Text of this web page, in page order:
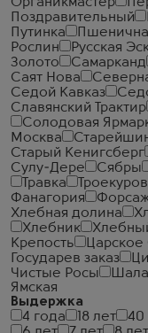
Поздравительный
Путинка
Рослин
Русская
Золото
Самарканд
Саят Нова
Седой Кавказ
Славянский Трактир
Солодовая
Москва
Старый Кенигсберг
Сулу-Дере
Сябры
Травка
Фанагория
Хлебная долина
Хлебник
Крепость
Государев заказ
Чистые Росы
Ямская
Выдержка
4 года
18 лет 40